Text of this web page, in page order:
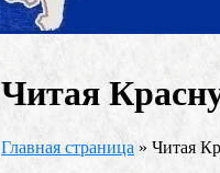
Читая
Главная страница » Читая